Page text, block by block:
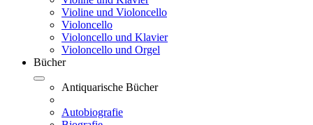
Violine und Violoncello
Violoncello
Violoncello und Klavier
Violoncello und Orgel
Bücher
Antiquarische Bücher
Autobiografie